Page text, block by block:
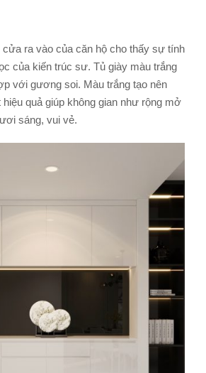
cửa ra vào của căn hộ cho thấy sự tính
của kiến trúc sư. Tủ giày màu trắng
với gương soi. Màu trắng tạo nên
hiệu quả giúp không gian như rộng mở
sáng, vui vẻ.